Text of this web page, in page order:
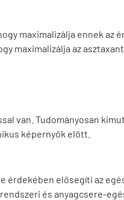
maximalizálja ennek az
maximalizálja az
van. Tudományosan
képernyők előtt.
érdekében elősegíti az
és anyagcsere-